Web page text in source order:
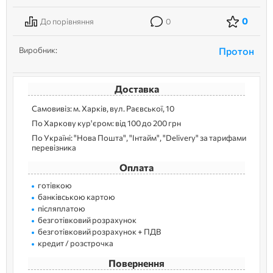
До порівняння 0 0
Виробник: Протон
Доставка
Самовивіз: м. Харків, вул. Раєвської, 10
По Харкову кур'єром: від 100 до 200 грн
По Україні: "Нова Пошта", "Інтайм", "Delivery" за тарифами
перевізника
Оплата
готівкою
банківською картою
післяплатою
безготівковий розрахунок
безготівковий розрахунок + ПДВ
кредит / розстрочка
Повернення